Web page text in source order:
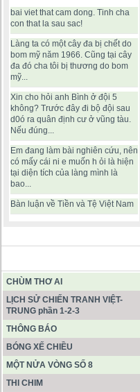
bai viet that cam dong. Tinh cha
con that la sau sac!
Làng ta có một cây đa bị chết do
bom mỹ năm 1966. Cũng tại cây
đa đó cha tôi bị thương do bom
mỹ...
Xin cho hỏi anh Bình ở đội 5
không? Trước đây đi bộ đội sau
d0ó ra quân định cư ở vũng tàu.
Nếu đúng...
Em đang làm bài nghiên cứu, nên
có mấy cái ni e muốn h ỏi là hiện
tại diện tích của làng mình là
bao...
Bàn luận về Tiền và Tệ Việt Nam
CHÙM THƠ AI
LỊCH SỬ CHIẾN TRANH VIỆT-
TRUNG phần 1-2-3
THÔNG BÁO
BÓNG XẾ CHIỀU
MỘT NỬA VÒNG SỐ 8
THI CHIM